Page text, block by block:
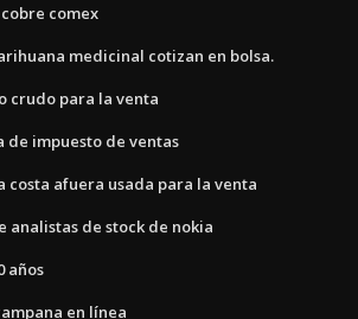
comex
medicinal cotizan en bolsa.
crudo para la venta
de impuesto de ventas
afuera usada para la venta
analistas de stock de nokia
años
en línea